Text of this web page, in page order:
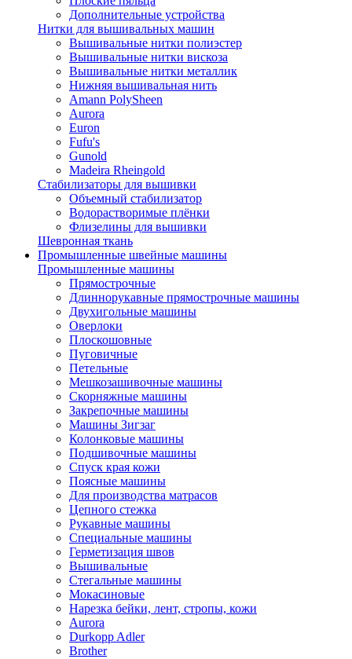
Дополнительные устройства
Нитки для вышивальных машин
Вышивальные нитки полиэстер
Вышивальные нитки вискоза
Вышивальные нитки металлик
Нижняя вышивальная нить
Amann PolySheen
Aurora
Euron
Fufu's
Gunold
Madeira Rheingold
Стабилизаторы для вышивки
Объемный стабилизатор
Водорастворимые плёнки
Флизелины для вышивки
Шевронная ткань
Промышленные швейные машины
Промышленные машины
Прямострочные
Длиннорукавные прямострочные машины
Двухигольные машины
Оверлоки
Плоскошовные
Пуговичные
Петельные
Мешкозашивочные машины
Скорняжные машины
Закрепочные машины
Машины Зигзаг
Колонковые машины
Подшивочные машины
Спуск края кожи
Поясные машины
Для производства матрасов
Цепного стежка
Рукавные машины
Специальные машины
Герметизация швов
Вышивальные
Стегальные машины
Мокасиновые
Нарезка бейки, лент, стропы, кожи
Aurora
Durkopp Adler
Brother